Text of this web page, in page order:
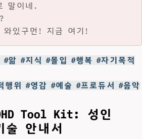
말이네.
와있구먼! 지금 여기!
#앎 #지식 #몰입 #행복 #자기목적
행위 #영감 #예술 #프로듀서 #음악
Tool Kit: 성인
술 안내서